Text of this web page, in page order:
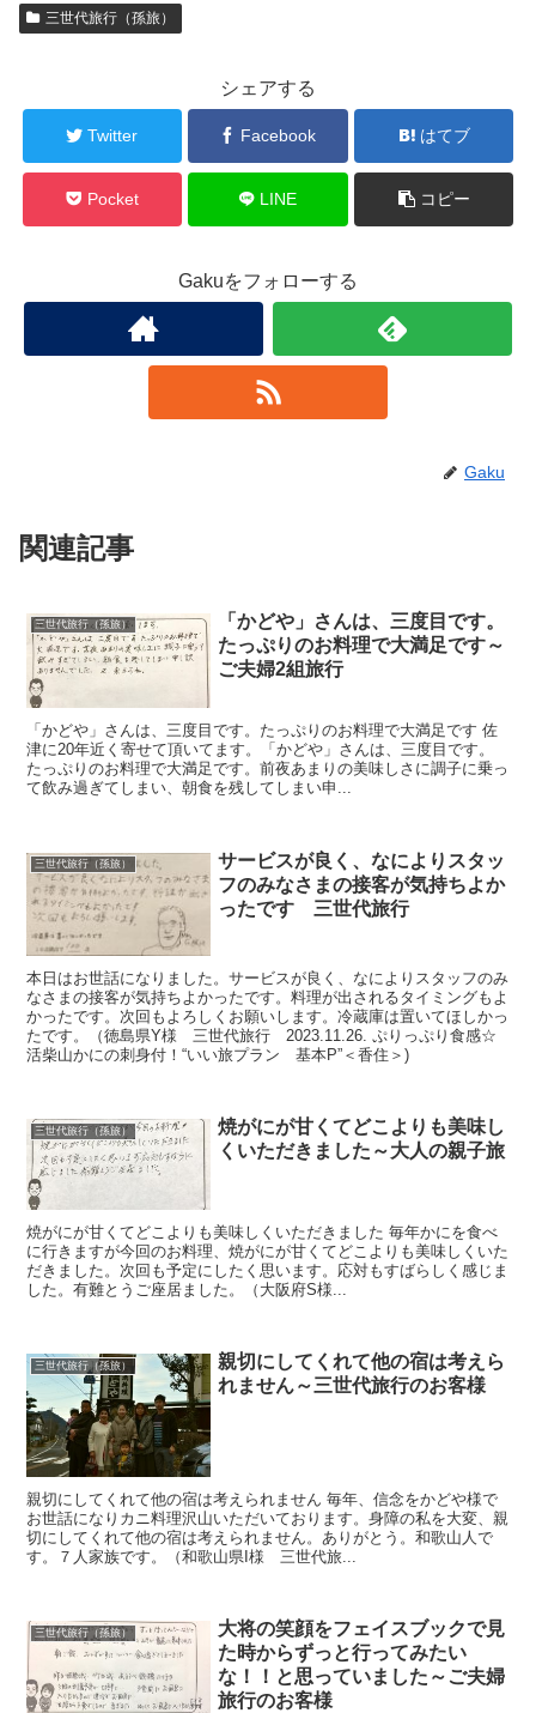
三世代旅行（孫旅）
シェアする
Twitter Facebook はてブ
Pocket LINE コピー
Gakuをフォローする
Gaku
関連記事
三世代旅行（孫旅）
「かどや」さんは、三度目です。
たっぷりのお料理で大満足です～
ご夫婦2組旅行
「かどや」さんは、三度目です。たっぷりのお料理で大満足です 佐
津に20年近く寄せて頂いてます。「かどや」さんは、三度目です。
たっぷりのお料理で大満足です。前夜あまりの美味しさに調子に乗っ
て飲み過ぎてしまい、朝食を残してしまい申...
三世代旅行（孫旅）
サービスが良く、なによりスタッ
フのみなさまの接客が気持ちよか
ったです 三世代旅行
本日はお世話になりました。サービスが良く、なによりスタッフのみ
なさまの接客が気持ちよかったです。料理が出されるタイミングもよ
かったです。次回もよろしくお願いします。冷蔵庫は置いてほしかっ
たです。（徳島県Y様 三世代旅行 2023.11.26. ぷりっぷり食感☆
活柴山かにの刺身付！“いい旅プラン 基本P”＜香住＞)
三世代旅行（孫旅）
焼がにが甘くてどこよりも美味し
くいただきました～大人の親子旅
焼がにが甘くてどこよりも美味しくいただきました 毎年かにを食べ
に行きますが今回のお料理、焼がにが甘くてどこよりも美味しくいた
だきました。次回も予定にしたく思います。応対もすばらしく感じま
した。有難とうご座居ました。（大阪府S様...
三世代旅行（孫旅）
親切にしてくれて他の宿は考えら
れません～三世代旅行のお客様
親切にしてくれて他の宿は考えられません 毎年、信念をかどや様で
お世話になりカニ料理沢山いただいております。身障の私を大変、親
切にしてくれて他の宿は考えられません。ありがとう。和歌山人で
す。７人家族です。（和歌山県I様 三世代旅...
三世代旅行（孫旅）
大将の笑顔をフェイスブックで見
た時からずっと行ってみたい
な！！と思っていました～ご夫婦
旅行のお客様